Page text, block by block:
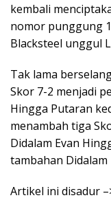
kembali
nomor punggung
Blacksteel unggul
Tak lama
Skor 7-2 menjadi
Hingga Putaran
menambah tiga
Didalam Evan
tambahan
Artikel ini disadur